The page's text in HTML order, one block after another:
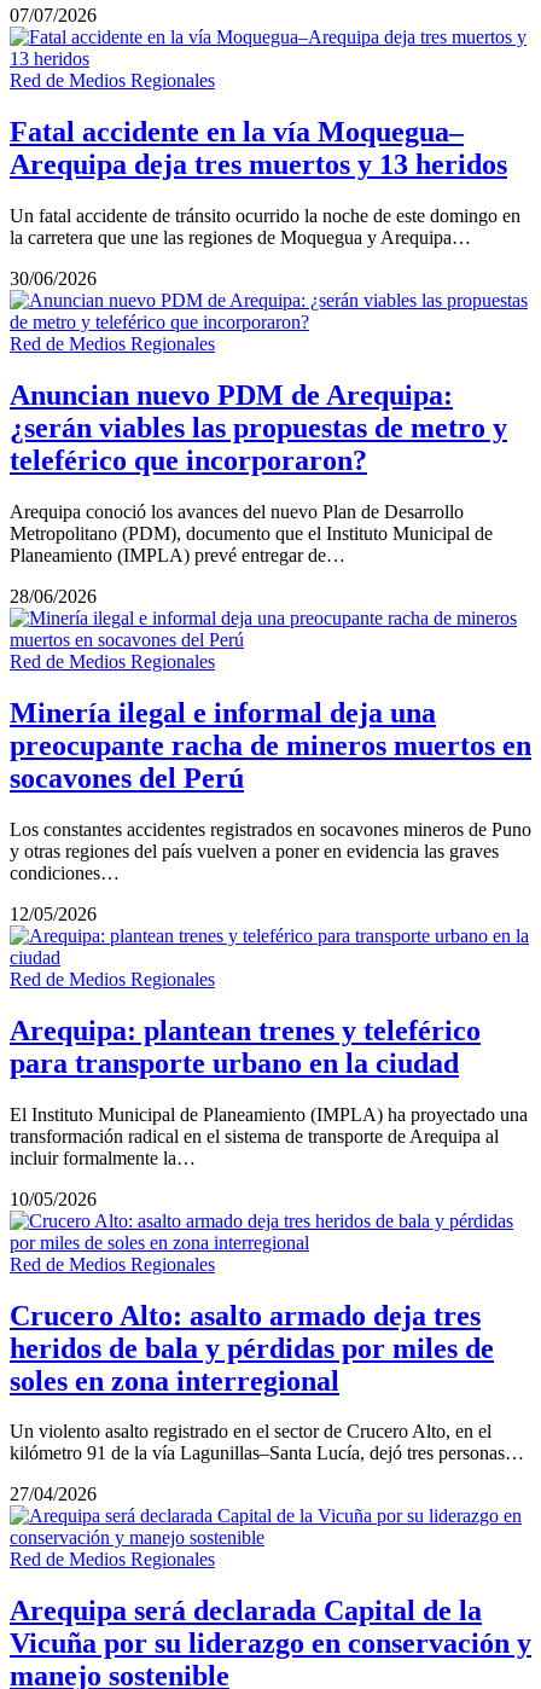
07/07/2026
Red de Medios Regionales
Fatal accidente en la vía Moquegua–
Arequipa deja tres muertos y 13 heridos
Un fatal accidente de tránsito ocurrido la noche de este domingo en
la carretera que une las regiones de Moquegua y Arequipa…
30/06/2026
Red de Medios Regionales
Anuncian nuevo PDM de Arequipa:
¿serán viables las propuestas de metro y
teleférico que incorporaron?
Arequipa conoció los avances del nuevo Plan de Desarrollo
Metropolitano (PDM), documento que el Instituto Municipal de
Planeamiento (IMPLA) prevé entregar de…
28/06/2026
Red de Medios Regionales
Minería ilegal e informal deja una
preocupante racha de mineros muertos en
socavones del Perú
Los constantes accidentes registrados en socavones mineros de Puno
y otras regiones del país vuelven a poner en evidencia las graves
condiciones…
12/05/2026
Red de Medios Regionales
Arequipa: plantean trenes y teleférico
para transporte urbano en la ciudad
El Instituto Municipal de Planeamiento (IMPLA) ha proyectado una
transformación radical en el sistema de transporte de Arequipa al
incluir formalmente la…
10/05/2026
Red de Medios Regionales
Crucero Alto: asalto armado deja tres
heridos de bala y pérdidas por miles de
soles en zona interregional
Un violento asalto registrado en el sector de Crucero Alto, en el
kilómetro 91 de la vía Lagunillas–Santa Lucía, dejó tres personas…
27/04/2026
Red de Medios Regionales
Arequipa será declarada Capital de la
Vicuña por su liderazgo en conservación y
manejo sostenible